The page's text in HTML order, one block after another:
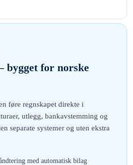
bygget for norske
føre regnskapet direkte i
utlegg, bankavstemming og
separate systemer og uten ekstra
med automatisk bilag